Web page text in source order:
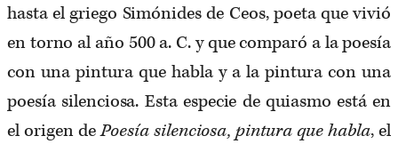
hasta el griego Simónides de Ceos, poeta que vivió
en torno al año 500 a. C. y que comparó a la poesía
con una pintura que habla y a la pintura con una
poesía silenciosa. Esta especie de quiasmo está en
el origen dePoesía silenciosa, pintura que habla, el